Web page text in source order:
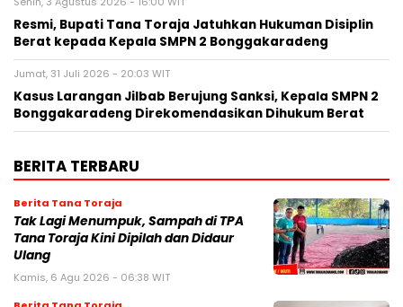
Resmi, Bupati Tana Toraja Jatuhkan Hukuman Disiplin
Berat kepada Kepala SMPN 2 Bonggakaradeng
Jumat, 31 Juli 2026 - 20:03 WIT
Kasus Larangan Jilbab Berujung Sanksi, Kepala SMPN 2
Bonggakaradeng Direkomendasikan Dihukum Berat
BERITA TERBARU
Berita Tana Toraja
Tak Lagi Menumpuk, Sampah di TPA
Tana Toraja Kini Dipilah dan Didaur
Ulang
Kamis, 6 Agu 2026 - 06:38 WIT